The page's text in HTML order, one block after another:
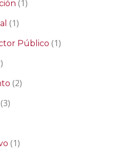
(1)
(1)
Público (1)
(2)
(3)
(1)